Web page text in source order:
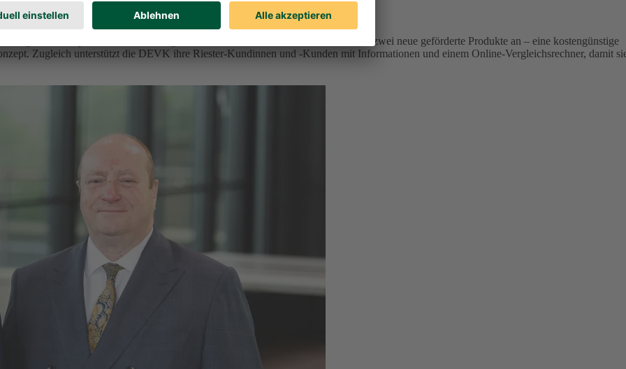
vor
geförderten privaten Altersvorsorge ein. Ab 2027 bietet der Kölner Versicherer zwei neue geförderte Produkte an – eine kostengünstige
Zugleich unterstützt die DEVK ihre Riester-Kundinnen und -Kunden mit Informationen und einem Online-Vergleichsrechner, damit